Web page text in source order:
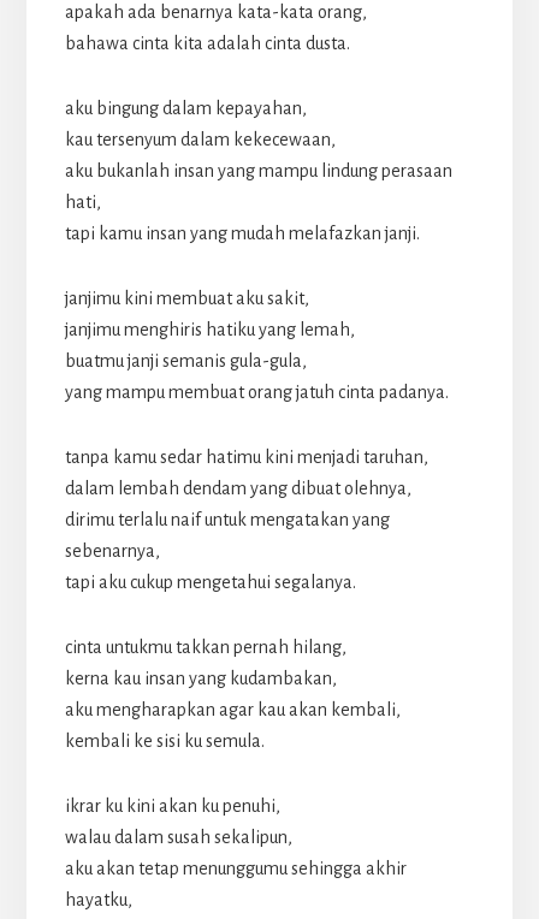
apakah ada benarnya kata-kata orang,
bahawa cinta kita adalah cinta dusta.
aku bingung dalam kepayahan,
kau tersenyum dalam kekecewaan,
aku bukanlah insan yang mampu lindung perasaan
hati,
tapi kamu insan yang mudah melafazkan janji.
janjimu kini membuat aku sakit,
janjimu menghiris hatiku yang lemah,
buatmu janji semanis gula-gula,
yang mampu membuat orang jatuh cinta padanya.
tanpa kamu sedar hatimu kini menjadi taruhan,
dalam lembah dendam yang dibuat olehnya,
dirimu terlalu naif untuk mengatakan yang
sebenarnya,
tapi aku cukup mengetahui segalanya.
cinta untukmu takkan pernah hilang,
kerna kau insan yang kudambakan,
aku mengharapkan agar kau akan kembali,
kembali ke sisi ku semula.
ikrar ku kini akan ku penuhi,
walau dalam susah sekalipun,
aku akan tetap menunggumu sehingga akhir
hayatku,